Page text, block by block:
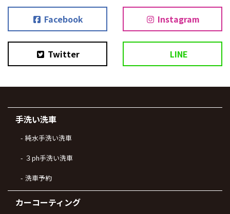
Facebook Instagram
Twitter LINE
手洗い洗車
純水手洗い洗車
３ph手洗い洗車
洗車予約
カーコーティング